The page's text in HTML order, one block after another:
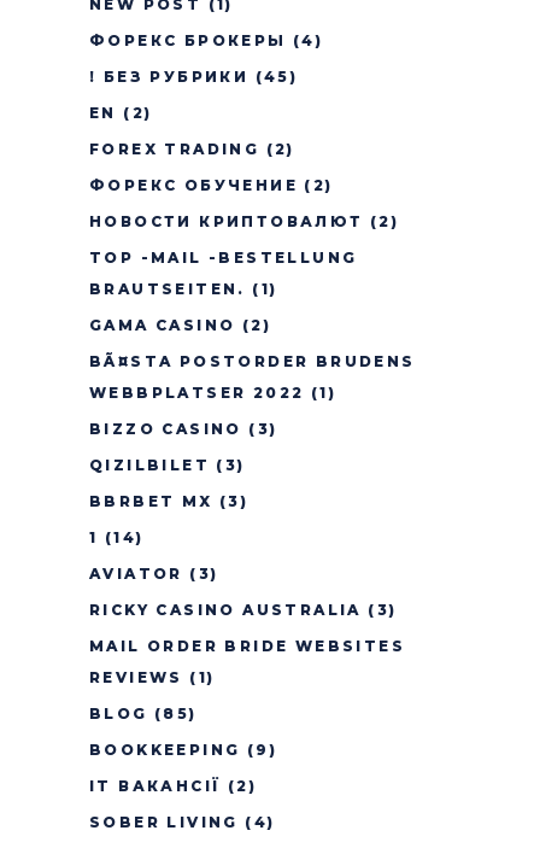
NEW POST
(1)
ФОРЕКС БРОКЕРЫ
(4)
! БЕЗ РУБРИКИ
(45)
EN
(2)
FOREX TRADING (2)
ФОРЕКС ОБУЧЕНИЕ (2)
НОВОСТИ КРИПТОВАЛЮТ
(2)
TOP -MAIL -BESTELLUNG
BRAUTSEITEN. (1)
GAMA CASINO (2)
BÃ¤STA POSTORDER BRUDENS
WEBBPLATSER 2022 (1)
BIZZO CASINO (3)
QIZILBILET (3)
BBRBET MX (3)
1 (14)
AVIATOR (3)
RICKY CASINO AUSTRALIA (3)
MAIL ORDER BRIDE WEBSITES
REVIEWS
(1)
BLOG (85)
BOOKKEEPING (9)
IT ВАКАНСІЇ
(2)
SOBER LIVING (4)